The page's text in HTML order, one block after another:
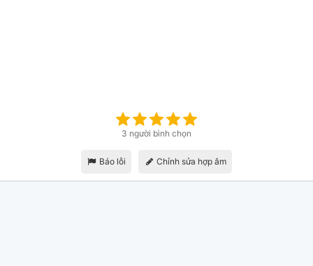
3 người bình chọn
Báo lỗi Chỉnh sửa hợp âm